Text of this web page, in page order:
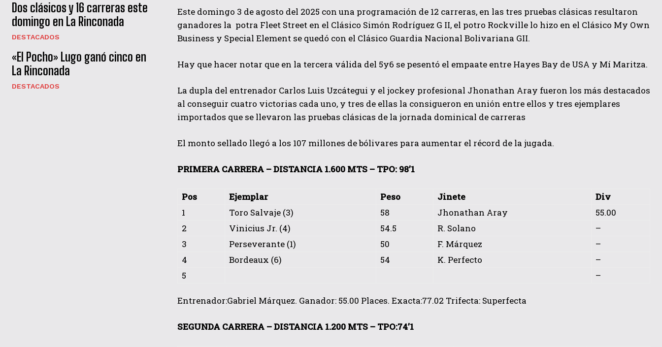
QUIERO SUSCRIBIRME
Dos clásicos y 16 carreras este
domingo en La Rinconada
DESTACADOS
«El Pocho» Lugo ganó cinco en
La Rinconada
DESTACADOS
Este domingo 3 de agosto del 2025 con una programación de 12 carreras, en las tres pruebas clásicas resultaron
ganadores la potra Fleet Street en el Clásico Simón Rodríguez G II, el potro Rockville lo hizo en el Clásico My Own
Business y Special Element se quedó con el Clásico Guardia Nacional Bolivariana GII.
Hay que hacer notar que en la tercera válida del 5y6 se pesentó el empaate entre Hayes Bay de USA y Mí Maritza.
La dupla del entrenador Carlos Luis Uzcátegui y el jockey profesional Jhonathan Aray fueron los más destacados
al conseguir cuatro victorias cada uno, y tres de ellas la consigueron en unión entre ellos y tres ejemplares
importados que se llevaron las pruebas clásicas de la jornada dominical de carreras
El monto sellado llegó a los 107 millones de bólivares para aumentar el récord de la jugada.
PRIMERA CARRERA – DISTANCIA 1.600 MTS – TPO: 98’1
Pos Ejemplar Peso Jinete
Div
1
Toro Salvaje (3) 58 Jhonathan Aray
55.00
2
Vinicius Jr. (4) 54.5 R. Solano
–
3
Perseverante (1) 50 F. Márquez
–
4
Bordeaux (6) 54 K. Perfecto
–
5
–
Entrenador:Gabriel Márquez. Ganador: 55.00 Places. Exacta:77.02 Trifecta: Superfecta
SEGUNDA CARRERA – DISTANCIA 1.200 MTS – TPO:74’1